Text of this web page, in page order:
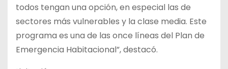
todos tengan una opción, en especial las de
sectores más vulnerables y la clase media. Este
programa es una de las once líneas del Plan de
Emergencia Habitacional”, destacó.